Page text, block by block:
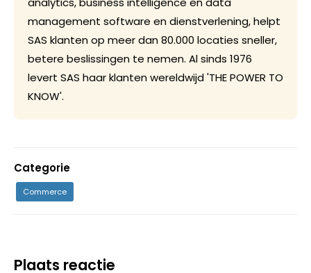
management software en dienstverlening, helpt
SAS klanten op meer dan 80.000 locaties sneller,
betere beslissingen te nemen. Al sinds 1976
levert SAS haar klanten wereldwijd 'THE POWER TO
KNOW'.
Categorie
Commerce
Plaats reactie